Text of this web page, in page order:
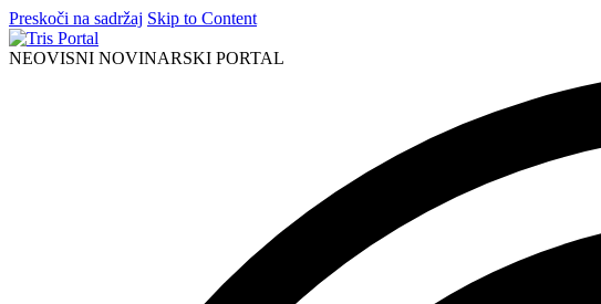
Preskoči na sadržaj Skip to Content
NEOVISNI NOVINARSKI PORTAL